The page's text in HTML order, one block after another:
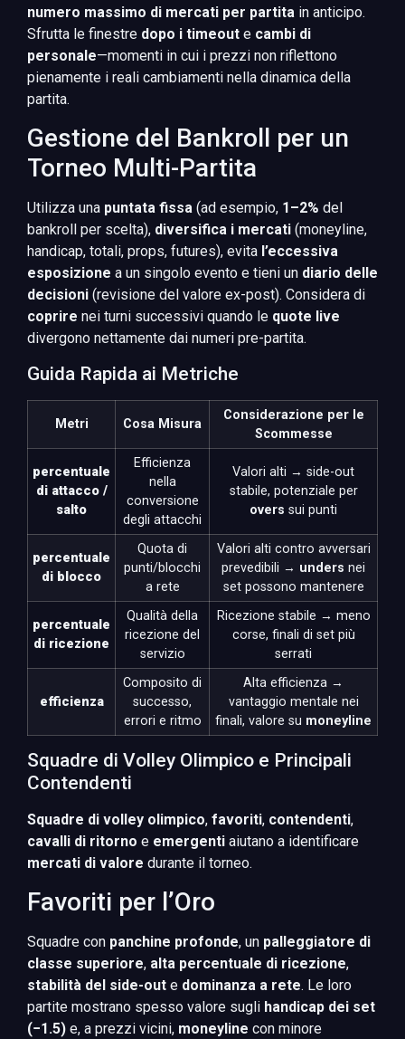
numero massimo di mercati per partita in anticipo.
Sfrutta le finestre dopo i timeout e cambi di
personale—momenti in cui i prezzi non riflettono
pienamente i reali cambiamenti nella dinamica della
partita.
Gestione del Bankroll per un
Torneo Multi-Partita
Utilizza una puntata fissa (ad esempio, 1–2% del
bankroll per scelta), diversifica i mercati (moneyline,
handicap, totali, props, futures), evita l’eccessiva
esposizione a un singolo evento e tieni un diario delle
decisioni (revisione del valore ex-post). Considera di
coprire nei turni successivi quando le quote live
divergono nettamente dai numeri pre-partita.
Guida Rapida ai Metriche
Metri Cosa Misura
Considerazione per le
Scommesse
percentuale
di attacco /
salto
Efficienza
nella
conversione
degli attacchi
Valori alti → side-out
stabile, potenziale per
overs sui punti
percentuale
di blocco
Quota di
punti/blocchi
a rete
Valori alti contro avversari
prevedibili → unders nei
set possono mantenere
percentuale
di ricezione
Qualità della
ricezione del
servizio
Ricezione stabile → meno
corse, finali di set più
serrati
efficienza
Composito di
successo,
errori e ritmo
Alta efficienza →
vantaggio mentale nei
finali, valore su moneyline
Squadre di Volley Olimpico e Principali
Contendenti
Squadre di volley olimpico, favoriti, contendenti,
cavalli di ritorno e emergenti aiutano a identificare
mercati di valore durante il torneo.
Favoriti per l’Oro
Squadre con panchine profonde, un palleggiatore di
classe superiore, alta percentuale di ricezione,
stabilità del side-out e dominanza a rete. Le loro
partite mostrano spesso valore sugli handicap dei set
(−1.5) e, a prezzi vicini, moneyline con minore